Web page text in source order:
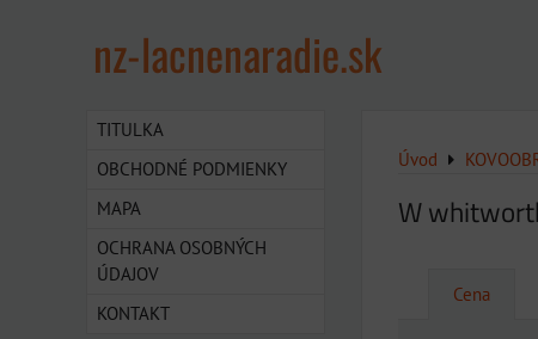
nz-lacnenaradie.sk
Úvod
W
Cena
TITULKA
OBCHODNÉ PODMIENKY
MAPA
OCHRANA OSOBNÝCH
ÚDAJOV
KONTAKT